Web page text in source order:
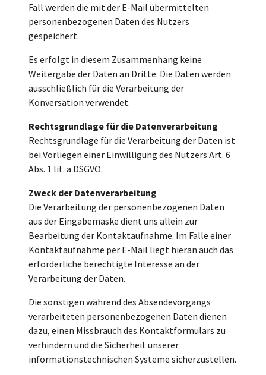
Fall werden die mit der E-Mail übermittelten
personenbezogenen Daten des Nutzers
gespeichert.
Es erfolgt in diesem Zusammenhang keine
Weitergabe der Daten an Dritte. Die Daten werden
ausschließlich für die Verarbeitung der
Konversation verwendet.
Rechtsgrundlage für die Datenverarbeitung
Rechtsgrundlage für die Verarbeitung der Daten ist
bei Vorliegen einer Einwilligung des Nutzers Art. 6
Abs. 1 lit. a DSGVO.
Zweck der Datenverarbeitung
Die Verarbeitung der personenbezogenen Daten
aus der Eingabemaske dient uns allein zur
Bearbeitung der Kontaktaufnahme. Im Falle einer
Kontaktaufnahme per E-Mail liegt hieran auch das
erforderliche berechtigte Interesse an der
Verarbeitung der Daten.
Die sonstigen während des Absendevorgangs
verarbeiteten personenbezogenen Daten dienen
dazu, einen Missbrauch des Kontaktformulars zu
verhindern und die Sicherheit unserer
informationstechnischen Systeme sicherzustellen.